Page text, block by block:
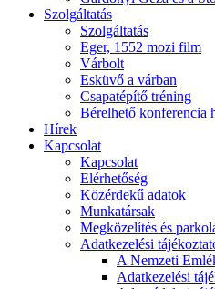
Szolgáltatás
Szolgáltatás
Eger, 1552 mozi film
Várbolt
Esküvő a várban
Csapatépítő tréning
Bérelhető konferencia
Hírek
Kapcsolat
Kapcsolat
Elérhetőség
Közérdekű adatok
Munkatársak
Megközelítés és
Adatkezelési
A Nemzeti
Adatkezelési